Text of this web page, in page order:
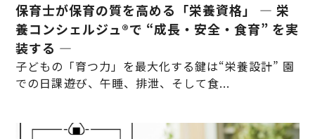
保育士が保育の質を高める「栄養資格」 ― 栄
養コンシェルジュ®で “成長・安全・食育” を実
装する ―
子どもの「育つ力」を最大化する鍵は“栄養設計” 園
での日課――遊び、午睡、排泄、そして食...